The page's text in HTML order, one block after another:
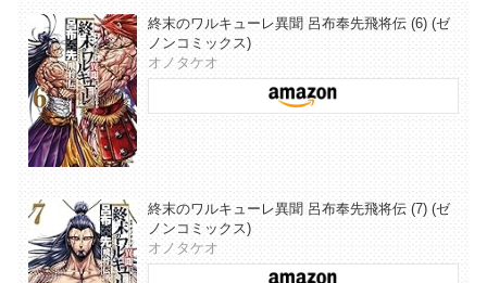
終末のワルキューレ異聞 呂布奉先飛将伝 (6) (ゼ
ノンコミックス)
オノタケオ
終末のワルキューレ異聞 呂布奉先飛将伝 (7) (ゼ
ノンコミックス)
オノタケオ